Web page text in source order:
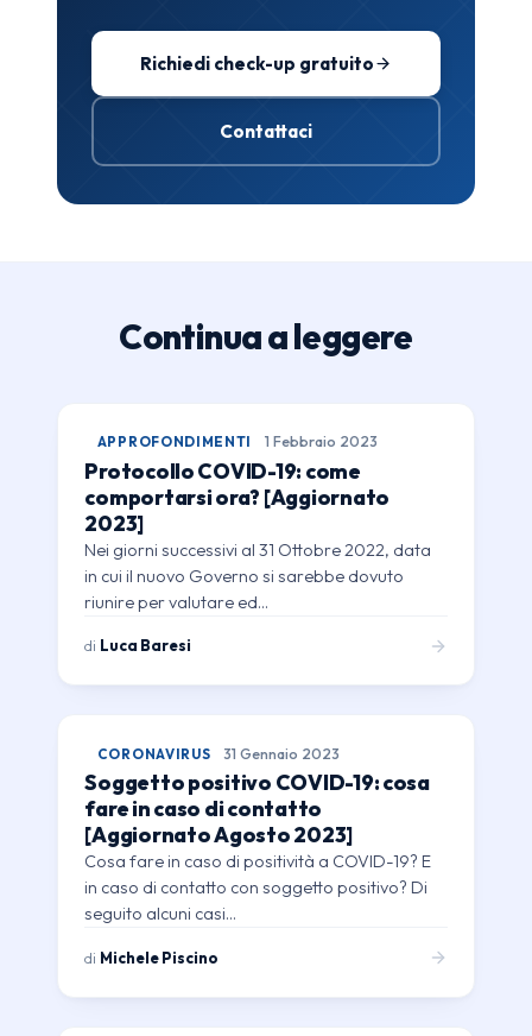
Richiedi check-up gratuito
Contattaci
Continua a leggere
APPROFONDIMENTI 1 Febbraio 2023
Protocollo COVID-19: come
comportarsi ora? [Aggiornato
2023]
Nei giorni successivi al 31 Ottobre 2022, data
in cui il nuovo Governo si sarebbe dovuto
riunire per valutare ed…
di Luca Baresi
CORONAVIRUS 31 Gennaio 2023
Soggetto positivo COVID-19: cosa
fare in caso di contatto
[Aggiornato Agosto 2023]
Cosa fare in caso di positività a COVID-19? E
in caso di contatto con soggetto positivo? Di
seguito alcuni casi…
di Michele Piscino